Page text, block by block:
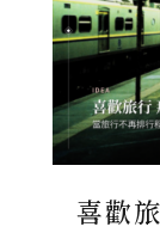
喜歡